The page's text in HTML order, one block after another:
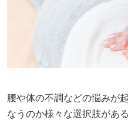
腰や体の不調などの悩みが
なうのか様々な選択肢があ